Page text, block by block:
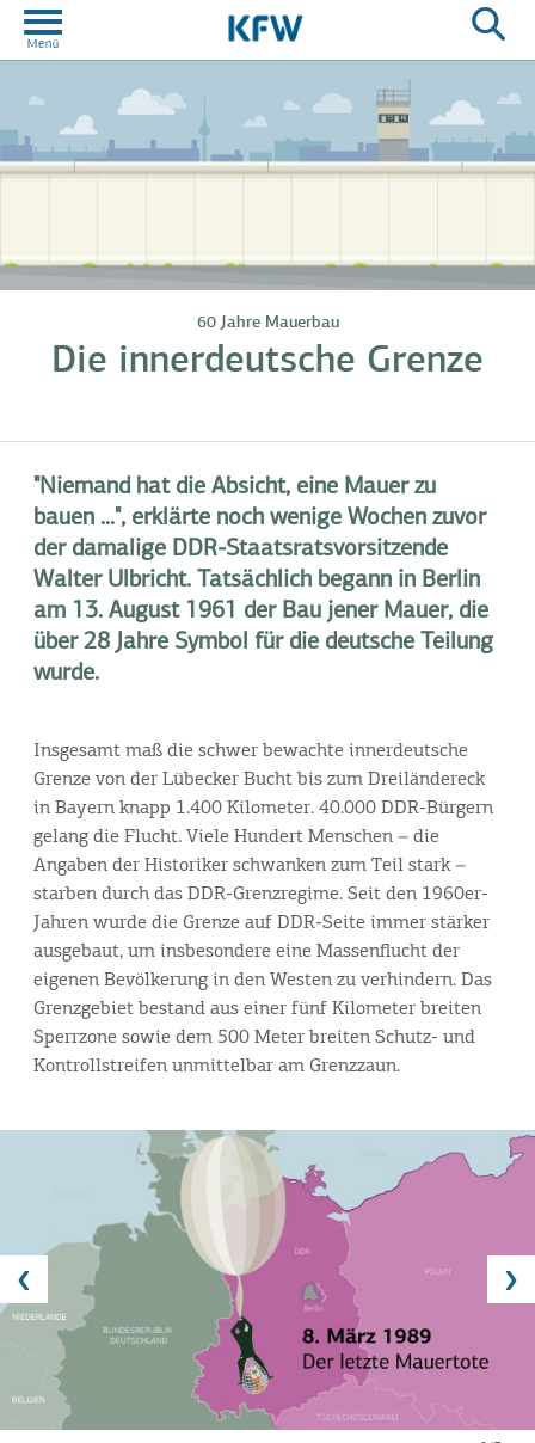
60 Jahre Mauerbau
Die innerdeutsche Grenze
"Niemand hat die Absicht, eine Mauer zu
bauen ...", erklärte noch wenige Wochen zuvor
der damalige DDR-Staatsratsvorsitzende
Walter Ulbricht. Tatsächlich begann in Berlin
am 13. August 1961 der Bau jener Mauer, die
über 28 Jahre Symbol für die deutsche Teilung
wurde.
Insgesamt maß die schwer bewachte innerdeutsche
Grenze von der Lübecker Bucht bis zum Dreiländereck
in Bayern knapp 1.400 Kilometer. 40.000 DDR-Bürgern
gelang die Flucht. Viele Hundert Menschen – die
Angaben der Historiker schwanken zum Teil stark –
starben durch das DDR-Grenzregime. Seit den 1960er-
Jahren wurde die Grenze auf DDR-Seite immer stärker
ausgebaut, um insbesondere eine Massenflucht der
eigenen Bevölkerung in den Westen zu verhindern. Das
Grenzgebiet bestand aus einer fünf Kilometer breiten
Sperrzone sowie dem 500 Meter breiten Schutz- und
Kontrollstreifen unmittelbar am Grenzzaun.